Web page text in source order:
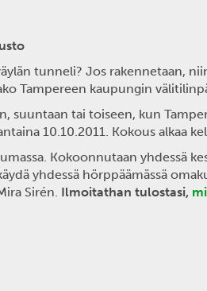
tunneli? Jos rakennetaan,
Tampereen kaupungin
suuntaan tai toiseen, kun
10.10.2011. Kokous alkaa
Kokoonnutaan yhdessä
yhdessä hörppäämässä
Sirén. Ilmoitathan tulostasi,